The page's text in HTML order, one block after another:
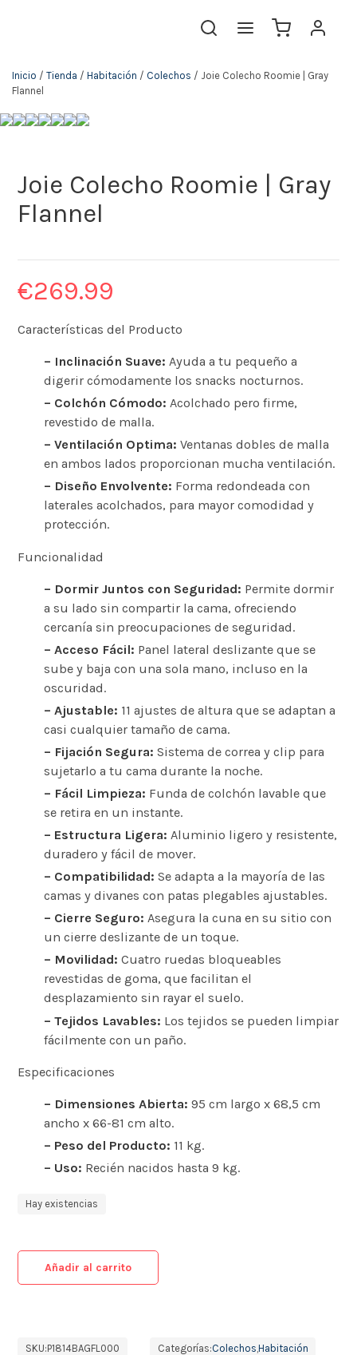
Inicio / Tienda / Habitación / Colechos / Joie Colecho Roomie | Gray
Flannel
Joie Colecho Roomie | Gray
Flannel
€269.99
Características del Producto
– Inclinación Suave: Ayuda a tu pequeño a
digerir cómodamente los snacks nocturnos.
– Colchón Cómodo: Acolchado pero firme,
revestido de malla.
– Ventilación Optima: Ventanas dobles de malla
en ambos lados proporcionan mucha ventilación.
– Diseño Envolvente: Forma redondeada con
laterales acolchados, para mayor comodidad y
protección.
Funcionalidad
– Dormir Juntos con Seguridad: Permite dormir
a su lado sin compartir la cama, ofreciendo
cercanía sin preocupaciones de seguridad.
– Acceso Fácil: Panel lateral deslizante que se
sube y baja con una sola mano, incluso en la
oscuridad.
– Ajustable: 11 ajustes de altura que se adaptan a
casi cualquier tamaño de cama.
– Fijación Segura: Sistema de correa y clip para
sujetarlo a tu cama durante la noche.
– Fácil Limpieza: Funda de colchón lavable que
se retira en un instante.
– Estructura Ligera: Aluminio ligero y resistente,
duradero y fácil de mover.
– Compatibilidad: Se adapta a la mayoría de las
camas y divanes con patas plegables ajustables.
– Cierre Seguro: Asegura la cuna en su sitio con
un cierre deslizante de un toque.
– Movilidad: Cuatro ruedas bloqueables
revestidas de goma, que facilitan el
desplazamiento sin rayar el suelo.
– Tejidos Lavables: Los tejidos se pueden limpiar
fácilmente con un paño.
Especificaciones
– Dimensiones Abierta: 95 cm largo x 68,5 cm
ancho x 66-81 cm alto.
– Peso del Producto: 11 kg.
– Uso: Recién nacidos hasta 9 kg.
Hay existencias
Añadir al carrito
SKU:P1814BAGFL000 Categorías:Colechos Habitación